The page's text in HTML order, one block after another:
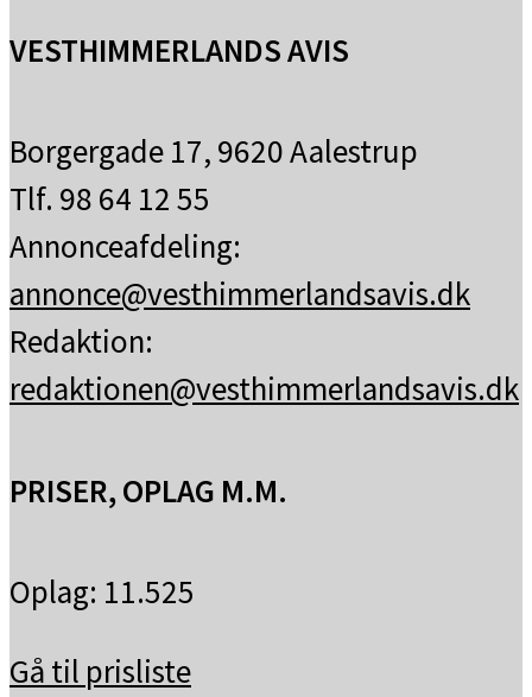
VESTHIMMERLANDS AVIS
Borgergade 17, 9620 Aalestrup
Tlf. 98 64 12 55
Annonceafdeling:
annonce@vesthimmerlandsavis.dk
Redaktion:
redaktionen@vesthimmerlandsavis.dk
PRISER, OPLAG M.M.
Oplag: 11.525
Gå til prisliste